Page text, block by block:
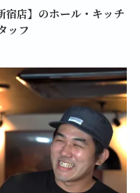
宿店】のホール・キッチ
ッフ